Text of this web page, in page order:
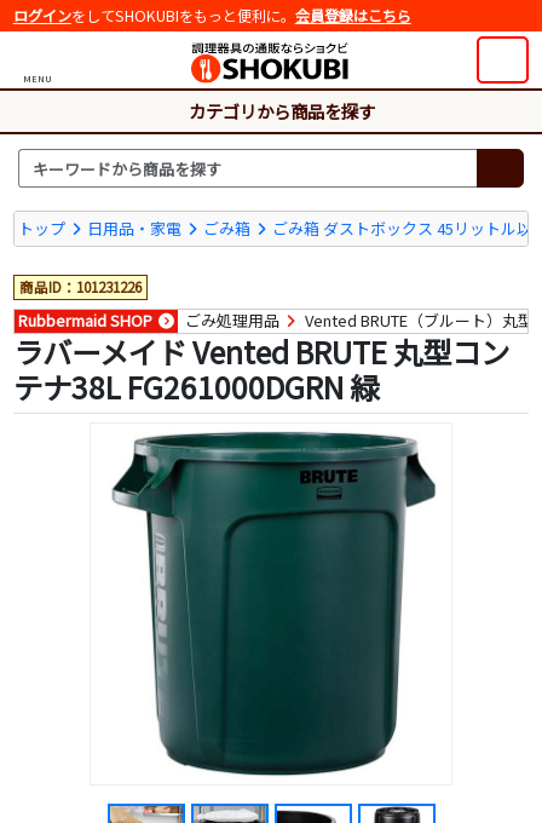
ログインをしてSHOKUBIをもっと便利に。 会員登録はこちら
MENU
カテゴリから商品を探す
トップ 日用品・家電 ごみ箱 ごみ箱 ダストボックス 45リットル以
商品ID：101231226
Rubbermaid SHOP ごみ処理用品 Vented BRUTE（ブルート）丸型
ラバーメイド Vented BRUTE 丸型コン
テナ38L FG261000DGRN 緑